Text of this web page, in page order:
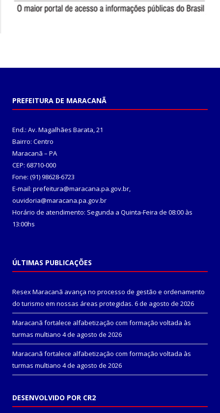
PREFEITURA DE MARACANÃ
End.: Av. Magalhães Barata, 21
Bairro: Centro
Maracanã – PA
CEP: 68710-000
Fone: (91) 98628-6723
E-mail: prefeitura@maracana.pa.gov.br,
ouvidoria@maracana.pa.gov.br
Horário de atendimento: Segunda a Quinta-Feira de 08:00 às
13:00hs
ÚLTIMAS PUBLICAÇÕES
Resex Maracanã avança no processo de gestão e ordenamento
do turismo em nossas áreas protegidas. 6 de agosto de 2026
Maracanã fortalece alfabetização com formação voltada às
turmas multiano 4 de agosto de 2026
Maracanã fortalece alfabetização com formação voltada às
turmas multiano 4 de agosto de 2026
DESENVOLVIDO POR CR2